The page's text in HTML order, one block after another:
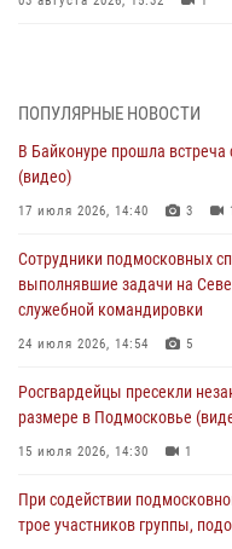
03 августа 2026, 15:08 1
В Подмосковье отметили
«Пересвет»
02 августа 2026, 18:01
Офицер подмосковного
«Радио 1»
01 августа 2026, 17:57
крупную сумму в
31 июля 2026, 13:00
действиях в Подмосковье
31 июля 2026, 09:00
ПОПУЛЯРНЫЕ НОВОСТИ
В Байконуре прошла встреча
(видео)
17 июля 2026, 14:40 3 1
Сотрудники подмосковных
выполнявшие задачи на
служебной командировки
24 июля 2026, 14:54 5
Росгвардейцы пресекли
размере в Подмосковье
15 июля 2026, 14:30 1
При содействии
трое участников группы,